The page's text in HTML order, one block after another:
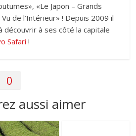
«Le Japon – Grands
de l’Intérieur» ! Depuis 2009 il
découvrir à ses côté la capitale
Safari !
0
aussi aimer